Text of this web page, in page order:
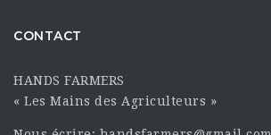
CONTACT
HANDS FARMERS
« Les Mains des Agriculteurs »